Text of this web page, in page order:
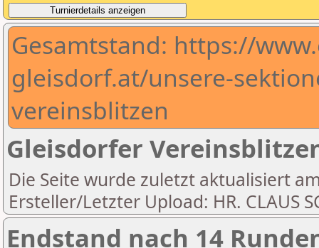
Gesamtstand: https://
gleisdorf.at/unsere-
vereinsblitzen
Gleisdorfer
Die Seite wurde zuletzt aktualisiert
Ersteller/Letzter Upload: HR. CLAUS
Endstand nach 14